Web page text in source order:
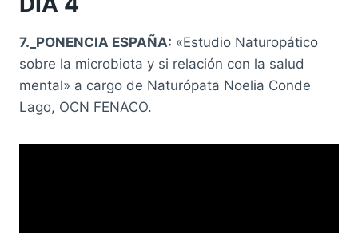
7._PONENCIA ESPAÑA: «Estudio Naturopático
sobre la microbiota y si relación con la salud
mental» a cargo de Naturópata Noelia Conde
Lago, OCN FENACO.